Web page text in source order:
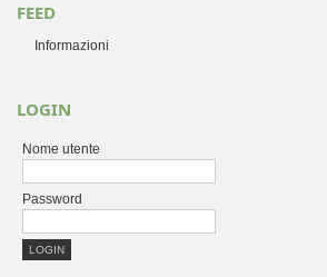
FEED
Informazioni
LOGIN
Nome utente
Password